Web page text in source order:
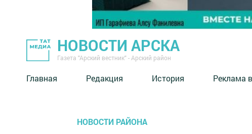
НОВОСТИ АРСКА
Газета "Арский вестник" - Арский район
Главная Редакция История Реклама
НОВОСТИ РАЙОНА